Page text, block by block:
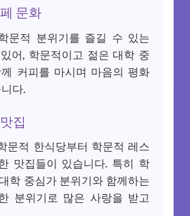
문화
문적 분위기를 즐길 수 있는
어, 학문적이고 젊은 대학 중
커피를 마시며 마음의 평화
다.
집
문적 한식당부터 학문적 레스
맛집들이 있습니다. 특히 학
학 중심가 분위기와 함께하는
분위기로 많은 사랑을 받고